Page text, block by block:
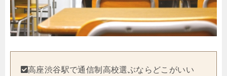
高座渋谷駅で通信制高校選ぶならどこがいい